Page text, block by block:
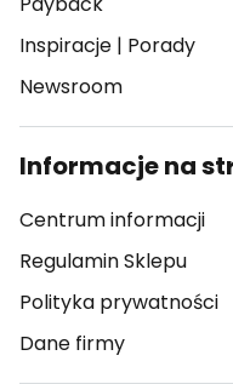
Inspiracje | Porady
Newsroom
Informacje na
Centrum informacji
Regulamin Sklepu
Polityka prywatności
Dane firmy